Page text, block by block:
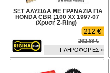
SET ΑΛΥΣΙΔΑ ΜΕ ΓΡΑΝΑΖΙΑ ΓΙΑ
HONDA CBR 1100 XX 1997-07
(Χρυσή Z-Ring)
212 €
262.88 €
ΠΛΗΡΟΦΟΡΙΕΣ »